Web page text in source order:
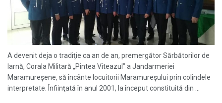
A devenit deja o tradiţie ca an de an, premergător Sărbătorilor de
Iarnă, Corala Militară „Pintea Viteazul” a Jandarmeriei
Maramureșene, să încânte locuitorii Maramureşului prin colindele
interpretate. Înfiinţată în anul 2001, la început constituită din ...